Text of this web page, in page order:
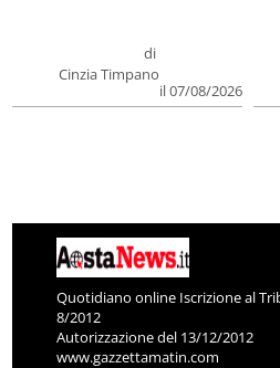
di
Cinzia Timpano
il 07/08/2026
Quotidiano online Iscrizione al
8/2012
Autorizzazione del 13/12/2012
www.gazzettamatin.com